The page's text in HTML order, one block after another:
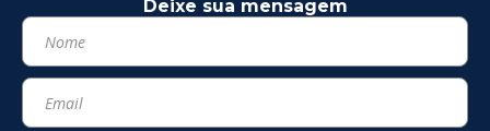
Deixe sua mensagem